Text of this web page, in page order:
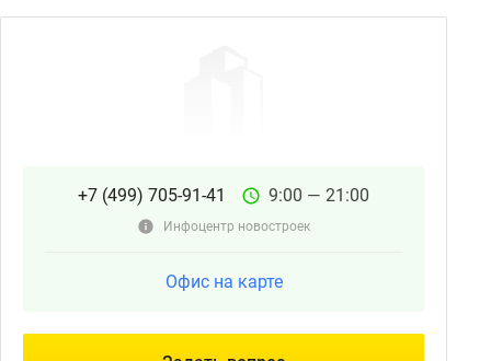
+7 (499) 705-91-41 9:00 — 21:00
Инфоцентр новостроек
Офис на карте